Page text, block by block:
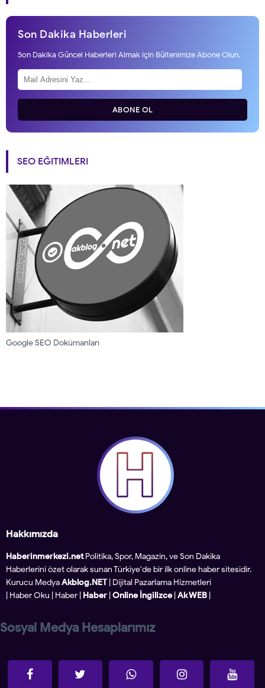
Son Dakika Haberleri
Son Dakika Güncel Haberleri Almak için Bültenimize Abone Olun.
ABONE OL
SEO EĞITIMLERI
Google SEO Dokümanları
Hakkımızda
Haberinmerkezi.netPolitika, Spor, Magazin, ve Son Dakika
Haberlerini özet olarak sunan Türkiye'de bir ilk online haber sitesidir.
Kurucu MedyaAkblog.NET | Dijital Pazarlama Hizmetleri
Haber Oku Haber Haber Online İngilizce Ak WEB
Sosyal Medya Hesaplarımız